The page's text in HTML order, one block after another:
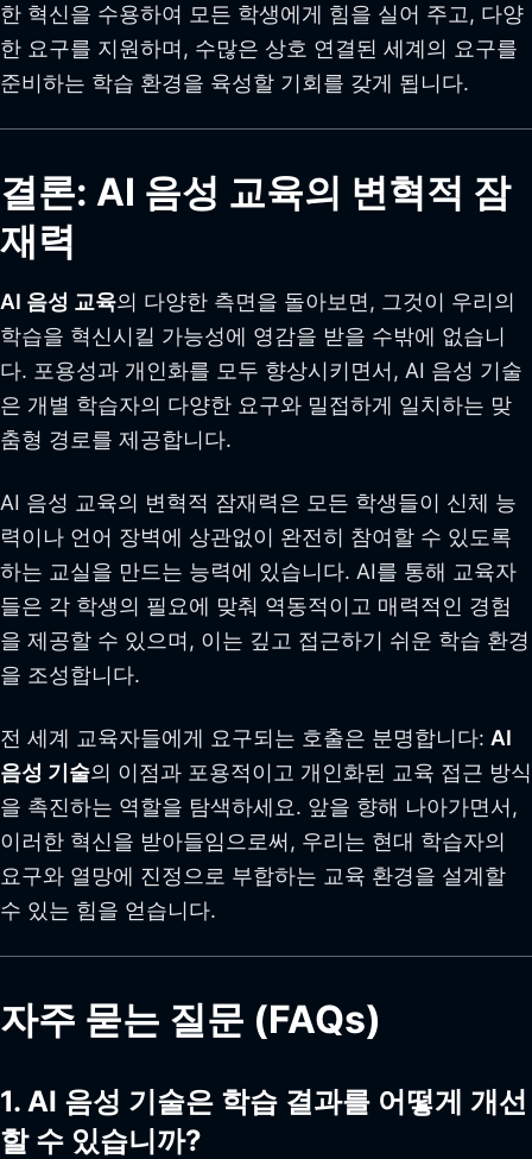
한 혁신을 수용하여 모든 학생에게 힘을 실어 주고, 다양
한 요구를 지원하며, 수많은 상호 연결된 세계의 요구를
준비하는 학습 환경을 육성할 기회를 갖게 됩니다.
결론: AI 음성 교육의 변혁적 잠
재력
AI 음성 교육의 다양한 측면을 돌아보면, 그것이 우리의
학습을 혁신시킬 가능성에 영감을 받을 수밖에 없습니
다. 포용성과 개인화를 모두 향상시키면서, AI 음성 기술
은 개별 학습자의 다양한 요구와 밀접하게 일치하는 맞
춤형 경로를 제공합니다.
AI 음성 교육의 변혁적 잠재력은 모든 학생들이 신체 능
력이나 언어 장벽에 상관없이 완전히 참여할 수 있도록
하는 교실을 만드는 능력에 있습니다. AI를 통해 교육자
들은 각 학생의 필요에 맞춰 역동적이고 매력적인 경험
을 제공할 수 있으며, 이는 깊고 접근하기 쉬운 학습 환경
을 조성합니다.
전 세계 교육자들에게 요구되는 호출은 분명합니다: AI
음성 기술의 이점과 포용적이고 개인화된 교육 접근 방식
을 촉진하는 역할을 탐색하세요. 앞을 향해 나아가면서,
이러한 혁신을 받아들임으로써, 우리는 현대 학습자의
요구와 열망에 진정으로 부합하는 교육 환경을 설계할
수 있는 힘을 얻습니다.
자주 묻는 질문 (FAQs)
1. AI 음성 기술은 학습 결과를 어떻게 개선
할 수 있습니까?